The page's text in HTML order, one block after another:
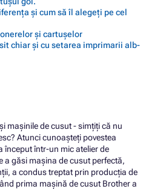
și cum să îl alegeți pe cel
și cartușelor
chiar și cu setarea imprimarii alb-
mașinile de cusut - simțiți că nu
Atunci cunoașteți povestea
început într-un mic atelier de
a găsi mașina de cusut perfectă,
a condus treptat prin producția de
prima mașină de cusut Brother a